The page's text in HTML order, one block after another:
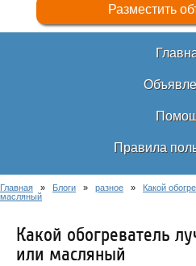
Разместить
Правила
Главная » Блоги » разное » Какой
масляный
Какой обогреватель
или масляный